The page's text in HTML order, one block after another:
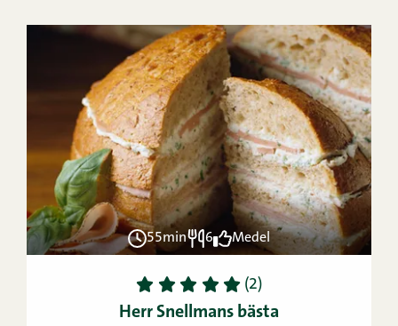
55min 6 Medel
1 2 3 4 5 (2)
Herr Snellmans bästa